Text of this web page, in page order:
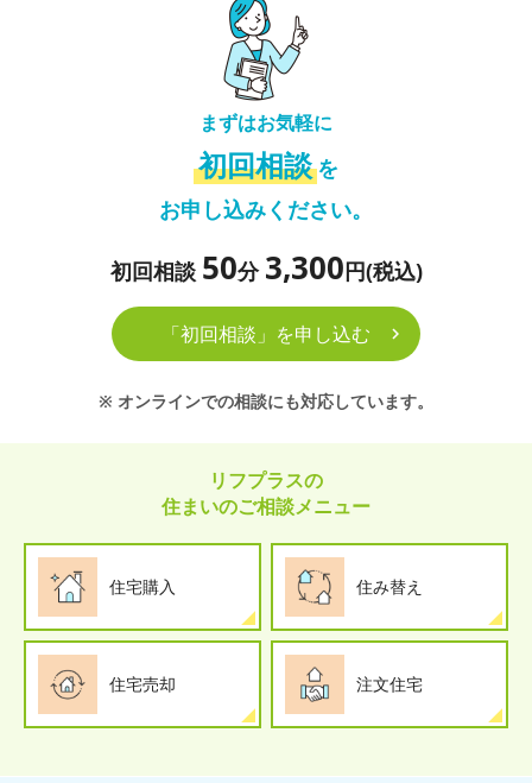
まずはお気軽に
初回相談 を
お申し込みください。
初回相談 50分 3,300円(税込)
「初回相談」を申し込む
※ オンラインでの相談にも対応しています。
リフプラスの
住まいのご相談メニュー
住宅購入 住み替え
住宅売却 注文住宅